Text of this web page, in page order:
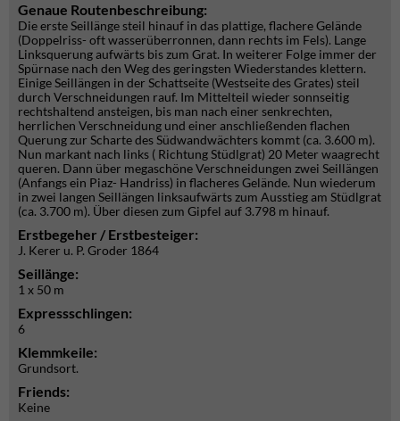
Genaue Routenbeschreibung:
Die erste Seillänge steil hinauf in das plattige, flachere Gelände
(Doppelriss- oft wasserüberronnen, dann rechts im Fels). Lange
Linksquerung aufwärts bis zum Grat. In weiterer Folge immer der
Spürnase nach den Weg des geringsten Wiederstandes klettern.
Einige Seillängen in der Schattseite (Westseite des Grates) steil
durch Verschneidungen rauf. Im Mittelteil wieder sonnseitig
rechtshaltend ansteigen, bis man nach einer senkrechten,
herrlichen Verschneidung und einer anschließenden flachen
Querung zur Scharte des Südwandwächters kommt (ca. 3.600 m).
Nun markant nach links ( Richtung Stüdlgrat) 20 Meter waagrecht
queren. Dann über megaschöne Verschneidungen zwei Seillängen
(Anfangs ein Piaz- Handriss) in flacheres Gelände. Nun wiederum
in zwei langen Seillängen linksaufwärts zum Ausstieg am Stüdlgrat
(ca. 3.700 m). Über diesen zum Gipfel auf 3.798 m hinauf.
Erstbegeher / Erstbesteiger:
J. Kerer u. P. Groder 1864
Seillänge:
1 x 50 m
Expressschlingen:
6
Klemmkeile:
Grundsort.
Friends:
Keine